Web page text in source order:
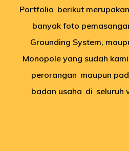
Portfolio berikut
banyak foto
Grounding System,
Monopole yang sudah
perorangan maupun
badan usaha di seluruh